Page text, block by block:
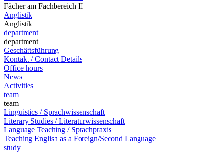
Fächer am Fachbereich II
Anglistik
Anglistik
department
department
Geschäftsführung
Kontakt / Contact Details
Office hours
News
Activities
team
team
Linguistics / Sprachwissenschaft
Literary Studies / Literaturwissenschaft
Language Teaching / Sprachpraxis
Teaching English as a Foreign/Second Language
study